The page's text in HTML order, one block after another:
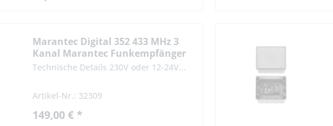
Marantec Digital 352 433 MHz 3
Kanal Marantec Funkempfänger
Technische Details 230V oder 12-24V...
Artikel-Nr.: 32309
149,00 € *